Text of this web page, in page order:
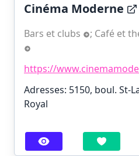
Cinéma Moderne
Bars et clubs ; Café et
https://
Adresses: 5150, boul. St-
Royal